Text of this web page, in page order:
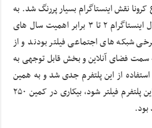
نقش اینستاگرام بسیار پررنگ شد. به
جرات می توان گفت طی امسال اینستاگرام ۲ تا ۳ برابر اهمیت سال های
شبکه های اجتماعی فیلتر بودند و از
فضای آنلاین و بخش قابل توجهی به
استفاده از این پلتفرم جدی شد و به همین
دلیل این نگرانی هست که اگر این پلتفرم فیلتر شود، بیکاری در کمین ۲۵۰
بود.